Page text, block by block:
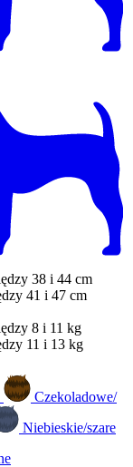
38 i 44 cm
41 i 47 cm
8 i 11 kg
11 i 13 kg
Czekoladowe/
Niebieskie/szare